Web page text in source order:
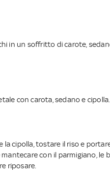
in un soffritto di carote,
con carota, sedano e cipolla.
la cipolla, tostare il riso e
con il parmigiano, le
riposare.